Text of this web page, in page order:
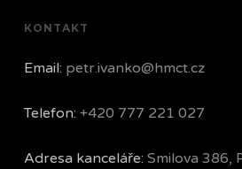
KONTAKT
Email: petr.ivanko@hmct.cz
Telefon: +420 777 221 027
Adresa kanceláře: Smilova 386,